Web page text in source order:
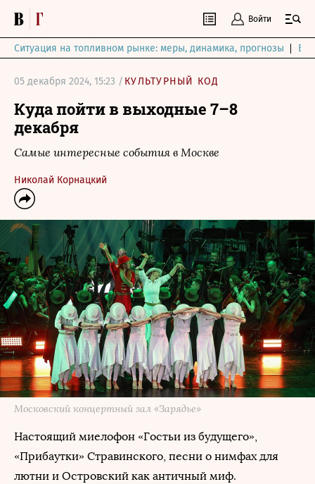
Войти
Ситуация на топливном рынке: меры, динамика, прогнозы
05 декабря 2024, 15:23 / КУЛЬТУРНЫЙ КОД
Куда пойти в выходные 7–8
декабря
Самые интересные события в Москве
Николай Корнацкий
Московский концертный зал «Зарядье»
Настоящий миелофон «Гостьи из будущего»,
«Прибаутки» Стравинского, песни о нимфах для
лютни и Островский как античный миф.